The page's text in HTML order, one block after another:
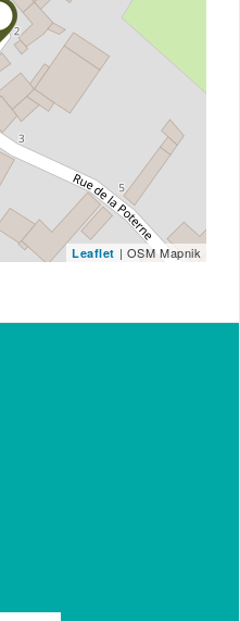
Leaflet | OSM Mapnik